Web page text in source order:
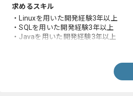
求めるスキル
・Linuxを用いた開発経験3年以上
・SQLを用いた開発経験3年以上
・Javaを用いた開発経験3年以上